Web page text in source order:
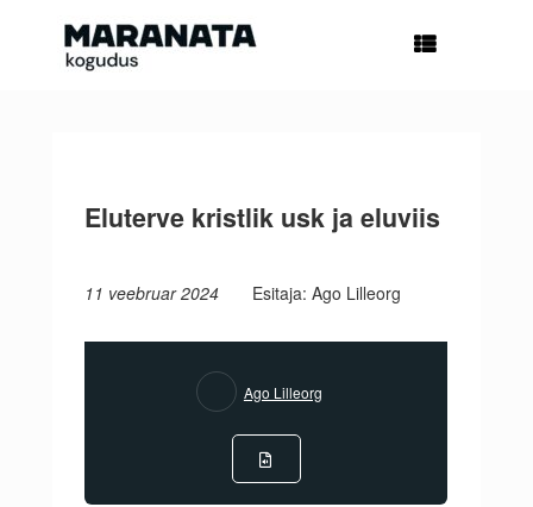
Eluterve kristlik usk ja eluviis
11 veebruar 2024 Esitaja: Ago Lilleorg
Ago Lilleorg